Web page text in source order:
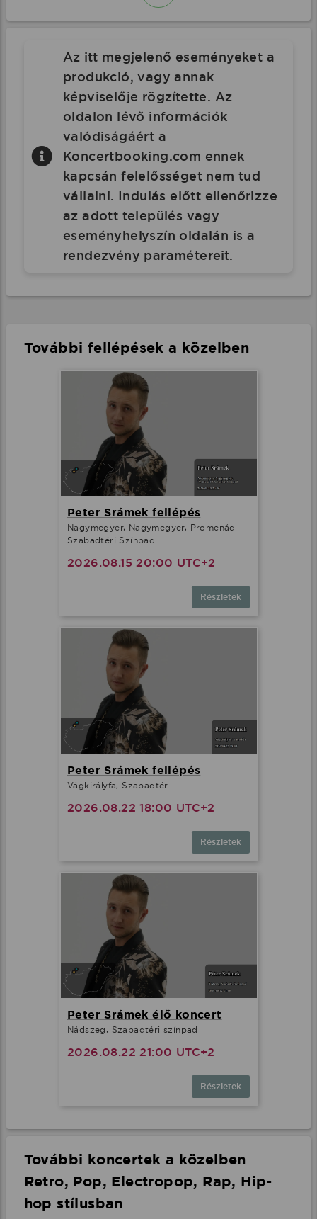
Az itt megjelenő eseményeket a
produkció, vagy annak
képviselője rögzítette. Az
oldalon lévő információk
valódiságáért a
Koncertbooking.com ennek
kapcsán felelősséget nem tud
vállalni. Indulás előtt ellenőrizze
az adott település vagy
eseményhelyszín oldalán is a
rendezvény paramétereit.
További fellépések a közelben
Peter Srámek fellépés
Nagymegyer, Nagymegyer, Promenád
Szabadtéri Színpad
2026.08.15 20:00 UTC+2
Részletek
Peter Srámek fellépés
Vágkirályfa, Szabadtér
2026.08.22 18:00 UTC+2
Részletek
Peter Srámek élő koncert
Nádszeg, Szabadtéri színpad
2026.08.22 21:00 UTC+2
Részletek
További koncertek a közelben
Retro, Pop, Electropop, Rap, Hip-
hop stílusban